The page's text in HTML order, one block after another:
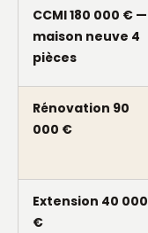
CCMI 180 000 € —
maison neuve 4
pièces
Rénovation 90
000 €
Extension 40 000
€